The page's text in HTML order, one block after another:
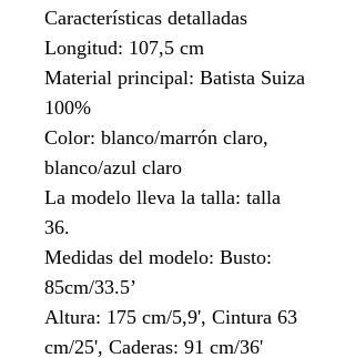
Características detalladas
Longitud: 107,5 cm
Material principal: Batista Suiza
100%
Color: blanco/marrón claro,
blanco/azul claro
La modelo lleva la talla: talla
36.
Medidas del modelo: Busto:
85cm/33.5’
Altura: 175 cm/5,9', Cintura 63
cm/25', Caderas: 91 cm/36'